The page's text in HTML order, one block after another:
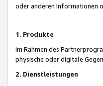
oder anderen Informationen
1. Produkte
Im Rahmen des
physische oder digitale
2. Dienstleistungen